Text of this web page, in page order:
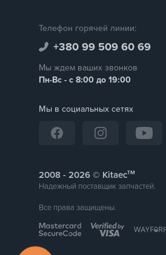
Телефон горячей линии:
+380 99 509 60 69
Мы ждем ваших звонков
Пн-Вс - с 8:00 до 19:00
Мы в социальных сетях
2008 - © Kitaecтм
Надежный поставщик запчастей.
Все права защищены.